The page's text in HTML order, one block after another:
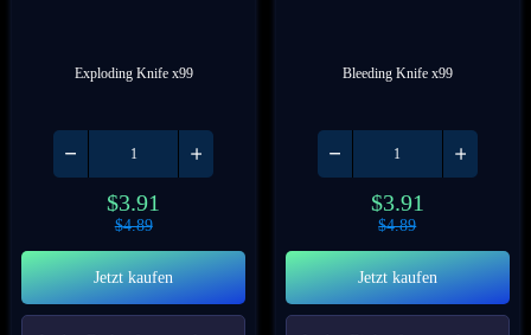
Exploding Knife x99
$3.91
$4.89
Jetzt kaufen
Bleeding Knife x99
$3.91
$4.89
Jetzt kaufen